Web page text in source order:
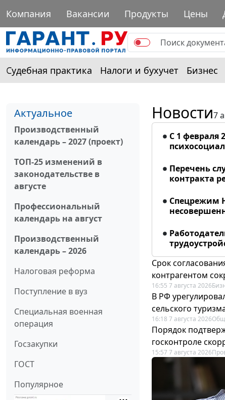
Компания Вакансии Продукты Цены
Судебная практика Налоги и бухучет Бизнес
Актуальное
Производственный
календарь – 2027 (проект)
ТОП-25 изменений в
законодательстве в
августе
Профессиональный
календарь на август
Производственный
календарь – 2026
Налоговая реформа
Поступление в вуз
Специальная военная
операция
Госзакупки
ГОСТ
Популярное
Новости7
С 1 февраля
Перечень
контракта
Спецрежим
Срок
контрагентом
16:55 7 августа 2026
В РФ
сельского
16:18 7 августа 2026
Порядок
госконтроле
15:57 7 августа 2026